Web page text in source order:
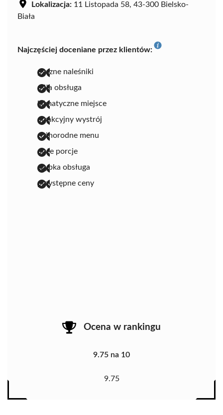
Lokalizacja: 11 Listopada 58, 43-300 Bielsko-
Biała
Najczęściej doceniane przez klientów:
pyszne naleśniki
miła obsługa
klimatyczne miejsce
atrakcyjny wystrój
różnorodne menu
duże porcje
szybka obsługa
przystępne ceny
Ocena w rankingu
9.75 na 10
9.75